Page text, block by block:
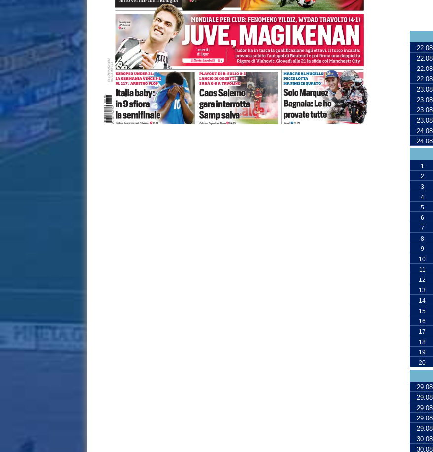
22.08
22.08
22.08
22.08
23.08
23.08
23.08
23.08
24.08
24.08
1
2
3
4
5
6
7
8
9
10
11
12
13
14
15
16
17
18
19
20
29.08
29.08
29.08
29.08
29.08
30.08
30.08